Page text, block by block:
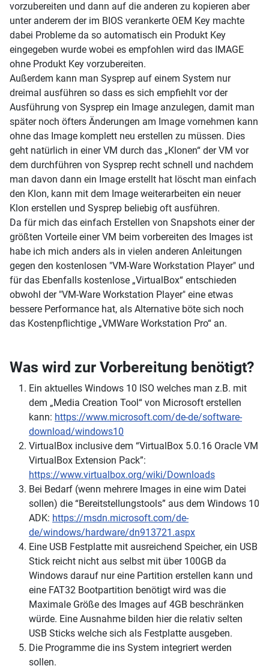
vorzubereiten und dann auf die anderen zu kopieren aber
unter anderem der im BIOS verankerte OEM Key machte
dabei Probleme da so automatisch ein Produkt Key
eingegeben wurde wobei es empfohlen wird das IMAGE
ohne Produkt Key vorzubereiten.
Außerdem kann man Sysprep auf einem System nur
dreimal ausführen so dass es sich empfiehlt vor der
Ausführung von Sysprep ein Image anzulegen, damit man
später noch öfters Änderungen am Image vornehmen kann
ohne das Image komplett neu erstellen zu müssen. Dies
geht natürlich in einer VM durch das „Klonen“ der VM vor
dem durchführen von Sysprep recht schnell und nachdem
man davon dann ein Image erstellt hat löscht man einfach
den Klon, kann mit dem Image weiterarbeiten ein neuer
Klon erstellen und Sysprep beliebig oft ausführen.
Da für mich das einfach Erstellen von Snapshots einer der
größten Vorteile einer VM beim vorbereiten des Images ist
habe ich mich anders als in vielen anderen Anleitungen
gegen den kostenlosen "VM-Ware Workstation Player" und
für das Ebenfalls kostenlose „VirtualBox“ entschieden
obwohl der "VM-Ware Workstation Player" eine etwas
bessere Performance hat, als Alternative böte sich noch
das Kostenpflichtige „VMWare Workstation Pro“ an.
Was wird zur Vorbereitung benötigt?
Ein aktuelles Windows 10 ISO welches man z.B. mit
dem „Media Creation Tool“ von Microsoft erstellen
kann: https://www.microsoft.com/de-de/software-
download/windows10
VirtualBox inclusive dem “VirtualBox 5.0.16 Oracle VM
VirtualBox Extension Pack”:
https://www.virtualbox.org/wiki/Downloads
Bei Bedarf (wenn mehrere Images in eine wim Datei
sollen) die “Bereitstellungstools” aus dem Windows 10
ADK: https://msdn.microsoft.com/de-
de/windows/hardware/dn913721.aspx
Eine USB Festplatte mit ausreichend Speicher, ein USB
Stick reicht nicht aus selbst mit über 100GB da
Windows darauf nur eine Partition erstellen kann und
eine FAT32 Bootpartition benötigt wird was die
Maximale Größe des Images auf 4GB beschränken
würde. Eine Ausnahme bilden hier die relativ selten
USB Sticks welche sich als Festplatte ausgeben.
Die Programme die ins System integriert werden
sollen.